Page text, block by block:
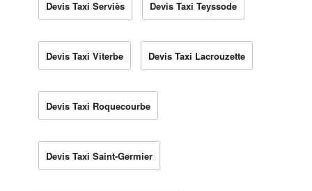
Devis Taxi Serviès Devis Taxi Teyssode
Devis Taxi Viterbe Devis Taxi Lacrouzette
Devis Taxi Roquecourbe
Devis Taxi Saint-Germier